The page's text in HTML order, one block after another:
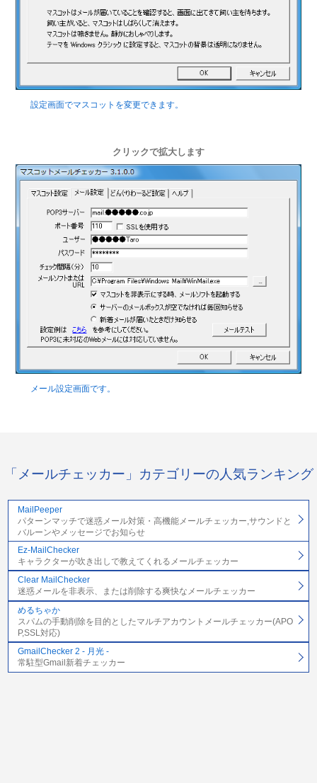
設定画面でマスコットを変更できます。
クリックで拡大します
メール設定画面です。
「メールチェッカー」カテゴリーの人気ランキング
MailPeeper
パターンマッチで迷惑メール対策・高機能メールチェッカー,サウンドと
バルーンやメッセージでお知らせ
Ez-MailChecker
キャラクターが吹き出しで教えてくれるメールチェッカー
Clear MailChecker
迷惑メールを非表示、または削除する爽快なメールチェッカー
めるちゃか
スパムの手動削除を目的としたマルチアカウントメールチェッカー(APO
P,SSL対応)
GmailChecker 2 - 月光 -
常駐型Gmail新着チェッカー